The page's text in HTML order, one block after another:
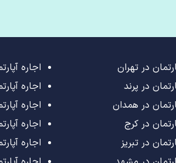
در تهران
در پرند
در همدان
در کرج
در تبریز
اجاره
اجاره
اجاره
اجاره
اجاره